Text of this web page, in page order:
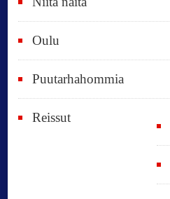
Oulu
Puutarhahommia
Reissut